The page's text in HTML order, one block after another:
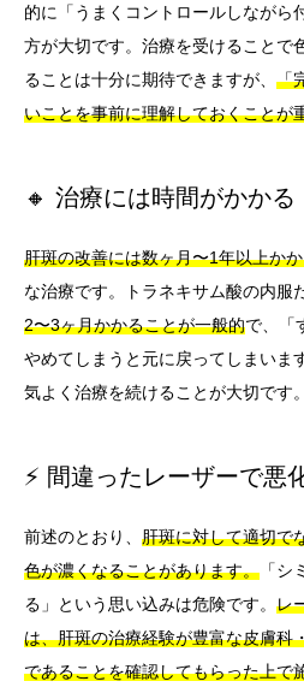
的に「うまくコントロールしながら
方が大切です。治療を受けることで
ることは十分に期待できますが、 「
いことを事前に理解しておくことが
🔸 治療には時間がかかる
肝斑の改善には数ヶ月〜1年以上か
な治療です。トラネキサム酸の内服
2〜3ヶ月かかることが一般的で、「
やめてしまうと元に戻ってしまいま
気よく治療を続けることが大切です。
⚡ 間違ったレーザーで悪
前述のとおり、 肝斑に対して適切で
色が濃くなることがあります。 「
る」という思い込みは危険です。 レ
は、肝斑の治療経験が豊富な皮膚科
であることを確認してもらった上で